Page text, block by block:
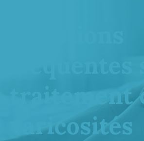
traitement
varicosités